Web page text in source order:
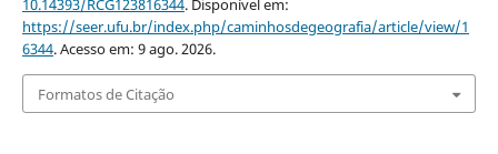
10.14393/RCG123816344. Disponível em:
https://seer.ufu.br/index.php/caminhosdegeografia/article/view/1
6344. Acesso em: 9 ago. 2026.
Formatos de Citação